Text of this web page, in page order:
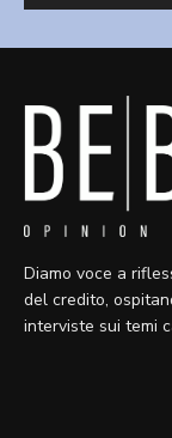
Diamo voce a
del credito,
interviste sui temi